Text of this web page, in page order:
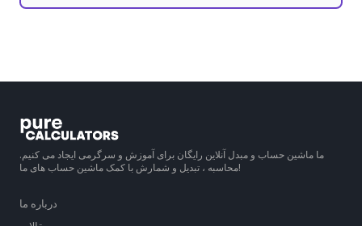
ما ماشین حساب و مبدل آنلاین رایگان برای آموزش و سرگرمی ایجاد می کنیم.
محاسبه ، تبدیل و شمارش با کمک ماشین حساب های ما!
درباره ما